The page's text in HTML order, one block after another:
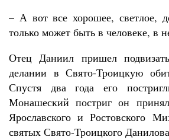
– А вот все хорошее, светлое,
только может быть в человеке, в
Отец Даниил пришел
делании в Свято-Троицкую
Спустя два года его
Монашеский постриг он
Ярославского и Ростовского
святых Свято-Троицкого